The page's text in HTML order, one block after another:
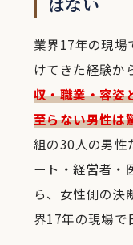
業界17年の現
けてきた経験
収・職業・容姿
至らない男性は
組の30人の男性
ート・経営者・
ら、女性側の決
界17年の現場で